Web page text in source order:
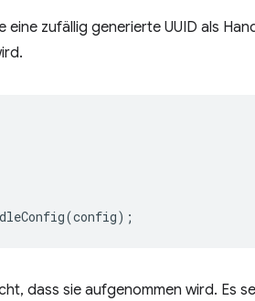
eine zufällig generierte UUID als
(config);
dass sie aufgenommen wird. Es